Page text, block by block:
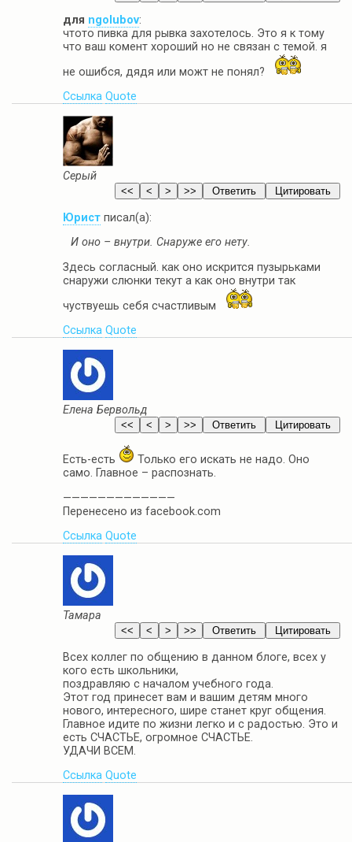
для ngolubov:
чтото пивка для рывка захотелось. Это я к тому
что ваш комент хороший но не связан с темой. я
не ошибся, дядя или можт не понял?
Ссылка Quote
Серый
Юрист писал(а):
И оно – внутри. Снаруже его нету.
Здесь согласный. как оно искрится пузырьками
снаружи слюнки текут а как оно внутри так
чуствуешь себя счастливым
Ссылка Quote
Елена Бервольд
Есть-есть
Только его искать не надо. Оно
само. Главное – распознать.
—————————————
Перенесено из facebook.com
Ссылка Quote
Тамара
Всех коллег по общению в данном блоге, всех у
кого есть школьники,
поздравляю с началом учебного года.
Этот год принесет вам и вашим детям много
нового, интересного, шире станет круг общения.
Главное идите по жизни легко и с радостью. Это и
есть СЧАСТЬЕ, огромное СЧАСТЬЕ.
УДАЧИ ВСЕМ.
Ссылка Quote